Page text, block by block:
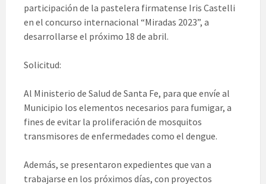
participación de la pastelera firmatense Iris Castelli
en el concurso internacional “Miradas 2023”, a
desarrollarse el próximo 18 de abril.
Solicitud:
Al Ministerio de Salud de Santa Fe, para que envíe al
Municipio los elementos necesarios para fumigar, a
fines de evitar la proliferación de mosquitos
transmisores de enfermedades como el dengue.
Además, se presentaron expedientes que van a
trabajarse en los próximos días, con proyectos